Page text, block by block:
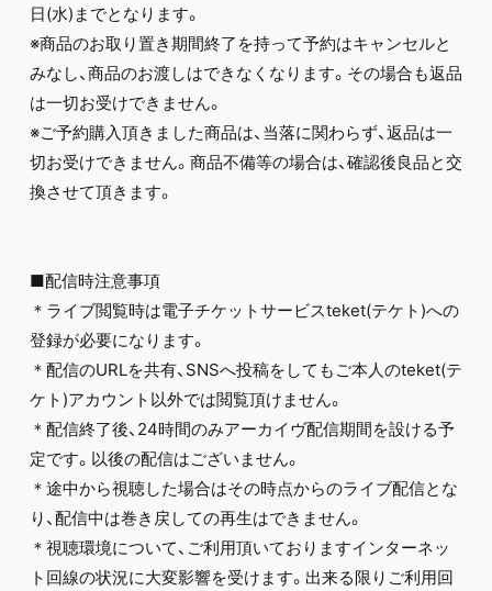
日(水)までとなります。
※商品のお取り置き期間終了を持って予約はキャンセルと
みなし、商品のお渡しはできなくなります。その場合も返品
は一切お受けできません。
※ご予約購入頂きました商品は、当落に関わらず、返品は一
切お受けできません。商品不備等の場合は、確認後良品と交
換させて頂きます。
■配信時注意事項
＊ライブ閲覧時は電子チケットサービスteket(テケト)への
登録が必要になります。
＊配信のURLを共有、SNSへ投稿をしてもご本人のteket(テ
ケト)アカウント以外では閲覧頂けません。
＊配信終了後、24時間のみアーカイヴ配信期間を設ける予
定です。以後の配信はございません。
＊途中から視聴した場合はその時点からのライブ配信とな
り、配信中は巻き戻しての再生はできません。
＊視聴環境について、ご利用頂いておりますインターネッ
ト回線の状況に大変影響を受けます。出来る限りご利用回